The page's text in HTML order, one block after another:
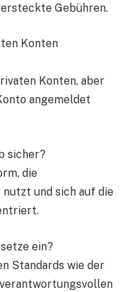
Gebühren.
Konten
Konten, aber
angemeldet
sicher?
die
und sich auf die
ein?
Standards wie der